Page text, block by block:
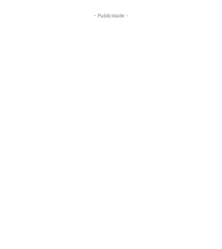
- Publicidade -